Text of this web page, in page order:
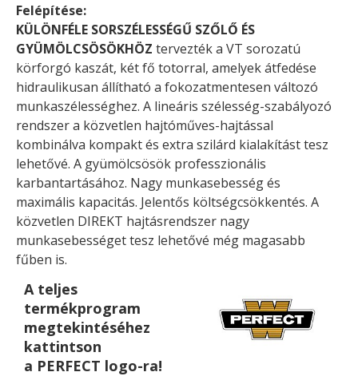
Felépítése:
KÜLÖNFÉLE SORSZÉLESSÉGŰ SZŐLŐ ÉS
GYÜMÖLCSÖSÖKHÖZ tervezték a VT sorozatú
körforgó kaszát, két fő totorral, amelyek átfedése
hidraulikusan állítható a fokozatmentesen változó
munkaszélességhez. A lineáris szélesség-szabályozó
rendszer a közvetlen hajtóműves-hajtással
kombinálva kompakt és extra szilárd kialakítást tesz
lehetővé. A gyümölcsösök professzionális
karbantartásához. Nagy munkasebesség és
maximális kapacitás. Jelentős költségcsökkentés. A
közvetlen DIREKT hajtásrendszer nagy
munkasebességet tesz lehetővé még magasabb
fűben is.
A teljes
termékprogram
megtekintéséhez
kattintson
a PERFECT logo-ra!